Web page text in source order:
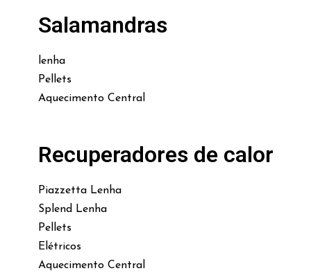
Salamandras
lenha
Pellets
Aquecimento Central
Recuperadores de calor
Piazzetta Lenha
Splend Lenha
Pellets
Elétricos
Aquecimento Central